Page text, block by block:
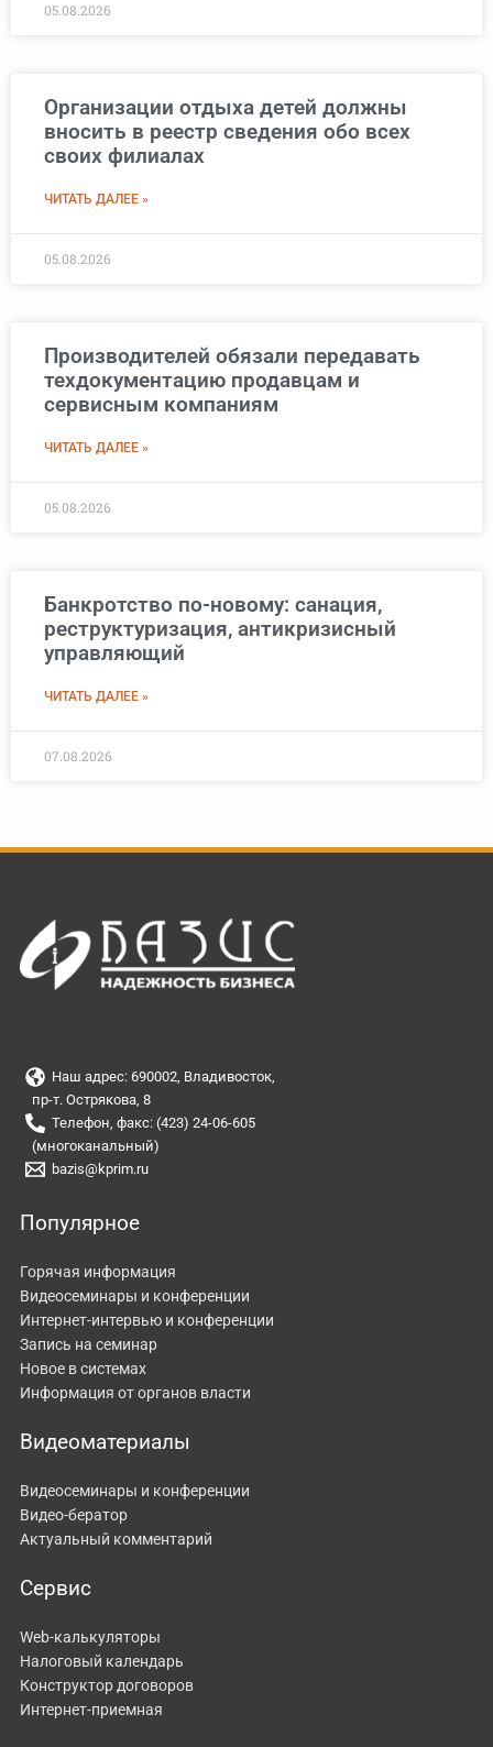
05.08.2026
Организации отдыха детей должны
вносить в реестр сведения обо всех
своих филиалах
ЧИТАТЬ ДАЛЕЕ »
05.08.2026
Производителей обязали передавать
техдокументацию продавцам и
сервисным компаниям
ЧИТАТЬ ДАЛЕЕ »
05.08.2026
Банкротство по-новому: санация,
реструктуризация, антикризисный
управляющий
ЧИТАТЬ ДАЛЕЕ »
07.08.2026
Наш адрес: 690002, Владивосток,
пр-т. Острякова, 8
Телефон, факс: (423) 24-06-605
(многоканальный)
bazis@kprim.ru
Популярное
Горячая информация
Видеосеминары и конференции
Интернет-интервью и конференции
Запись на семинар
Новое в системах
Информация от органов власти
Видеоматериалы
Видеосеминары и конференции
Видео-бератор
Актуальный комментарий
Сервис
Web-калькуляторы
Налоговый календарь
Конструктор договоров
Интернет-приемная